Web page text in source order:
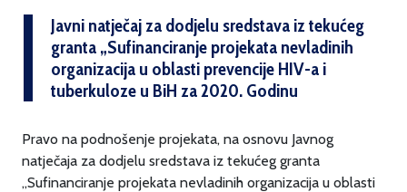
Javni natječaj za dodjelu sredstava iz tekućeg
granta „Sufinanciranje projekata nevladinih
organizacija u oblasti prevencije HIV-a i
tuberkuloze u BiH za 2020. Godinu
Pravo na podnošenje projekata, na osnovu Javnog
natječaja za dodjelu sredstava iz tekućeg granta
„Sufinanciranje projekata nevladinih organizacija u oblasti